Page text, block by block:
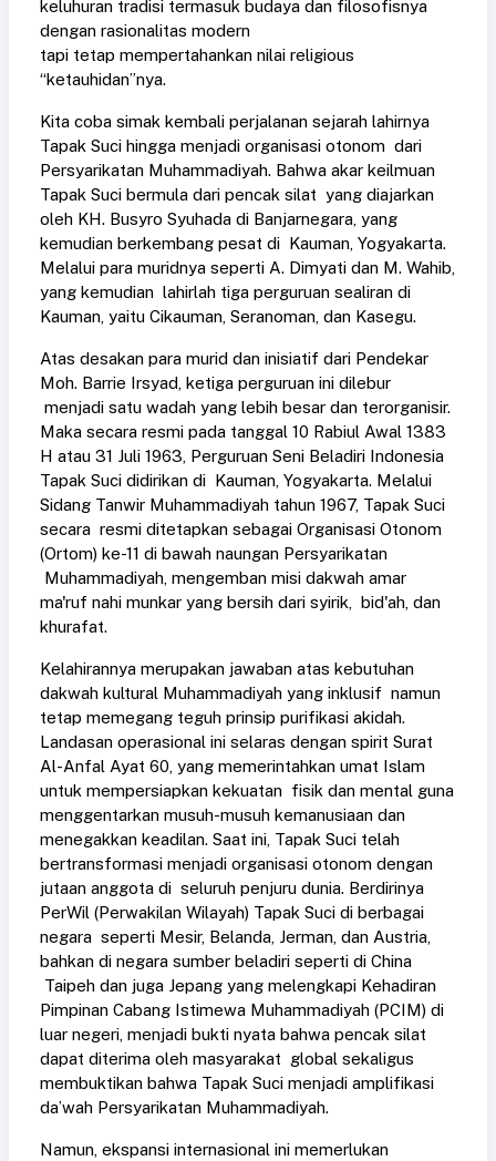
keluhuran tradisi termasuk budaya dan filosofisnya
dengan rasionalitas modern
tapi tetap mempertahankan nilai religious
“ketauhidan”nya.
Kita coba simak kembali perjalanan sejarah lahirnya
Tapak Suci hingga menjadi organisasi otonom dari
Persyarikatan Muhammadiyah. Bahwa akar keilmuan
Tapak Suci bermula dari pencak silat yang diajarkan
oleh KH. Busyro Syuhada di Banjarnegara, yang
kemudian berkembang pesat di Kauman, Yogyakarta.
Melalui para muridnya seperti A. Dimyati dan M. Wahib,
yang kemudian lahirlah tiga perguruan sealiran di
Kauman, yaitu Cikauman, Seranoman, dan Kasegu.
Atas desakan para murid dan inisiatif dari Pendekar
Moh. Barrie Irsyad, ketiga perguruan ini dilebur
menjadi satu wadah yang lebih besar dan terorganisir.
Maka secara resmi pada tanggal 10 Rabiul Awal 1383
H atau 31 Juli 1963, Perguruan Seni Beladiri Indonesia
Tapak Suci didirikan di Kauman, Yogyakarta. Melalui
Sidang Tanwir Muhammadiyah tahun 1967, Tapak Suci
secara resmi ditetapkan sebagai Organisasi Otonom
(Ortom) ke-11 di bawah naungan Persyarikatan
Muhammadiyah, mengemban misi dakwah amar
ma'ruf nahi munkar yang bersih dari syirik, bid'ah, dan
khurafat.
Kelahirannya merupakan jawaban atas kebutuhan
dakwah kultural Muhammadiyah yang inklusif namun
tetap memegang teguh prinsip purifikasi akidah.
Landasan operasional ini selaras dengan spirit Surat
Al-Anfal Ayat 60, yang memerintahkan umat Islam
untuk mempersiapkan kekuatan fisik dan mental guna
menggentarkan musuh-musuh kemanusiaan dan
menegakkan keadilan. Saat ini, Tapak Suci telah
bertransformasi menjadi organisasi otonom dengan
jutaan anggota di seluruh penjuru dunia. Berdirinya
PerWil (Perwakilan Wilayah) Tapak Suci di berbagai
negara seperti Mesir, Belanda, Jerman, dan Austria,
bahkan di negara sumber beladiri seperti di China
Taipeh dan juga Jepang yang melengkapi Kehadiran
Pimpinan Cabang Istimewa Muhammadiyah (PCIM) di
luar negeri, menjadi bukti nyata bahwa pencak silat
dapat diterima oleh masyarakat global sekaligus
membuktikan bahwa Tapak Suci menjadi amplifikasi
da’wah Persyarikatan Muhammadiyah.
Namun, ekspansi internasional ini memerlukan